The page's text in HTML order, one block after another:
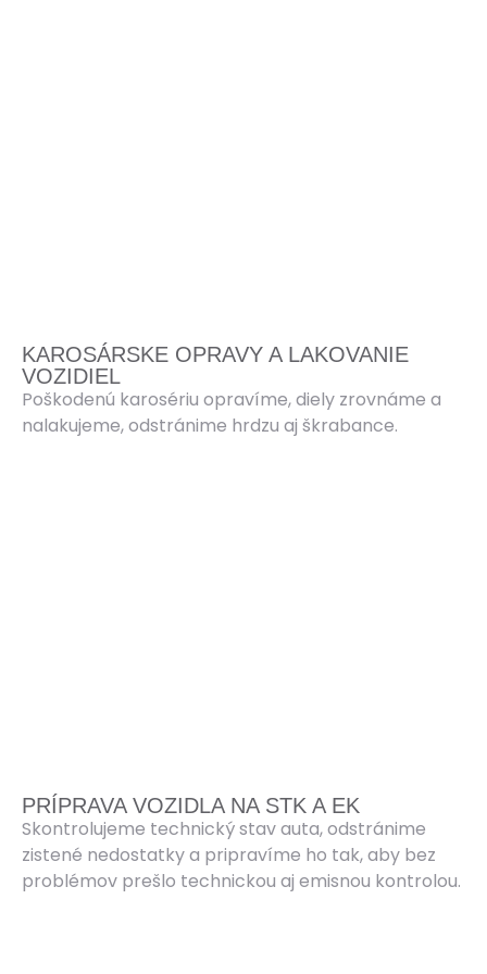
KAROSÁRSKE OPRAVY A LAKOVANIE
VOZIDIEL
Poškodenú karosériu opravíme, diely zrovnáme a
nalakujeme, odstránime hrdzu aj škrabance.
PRÍPRAVA VOZIDLA NA STK A EK
Skontrolujeme technický stav auta, odstránime
zistené nedostatky a pripravíme ho tak, aby bez
problémov prešlo technickou aj emisnou kontrolou.